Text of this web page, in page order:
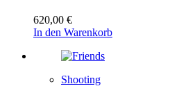
620,00 €
In den Warenkorb
Shooting